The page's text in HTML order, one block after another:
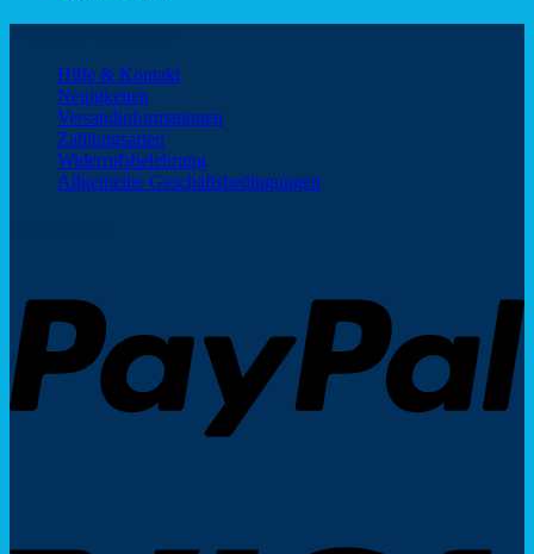
Hilfe & Kontakt
Neuigkeiten
Versandinformationen
Zahlungsarten
Widerrufsbelehrung
Allgemeine Geschäftsbedingungen